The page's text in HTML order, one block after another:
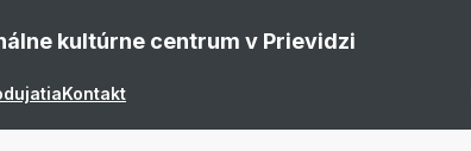
kultúrne centrum v Prievidzi
Kontakt